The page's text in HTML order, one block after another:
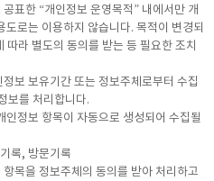
표한 “개인정보 운영목적” 내에서만 개
로는 이용하지 않습니다. 목적이 변경되
라 별도의 동의를 받는 등 필요한 조치
보 보유기간 또는 정보주체로부터 수집
보를 처리합니다.
정보 항목이 자동으로 생성되어 수집될
록, 방문기록
목을 정보주체의 동의를 받아 처리하고